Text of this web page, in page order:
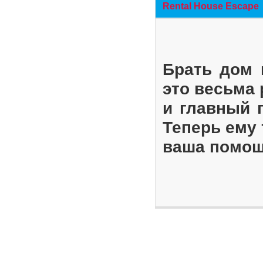
Rental House Escape
Брать дом
это весьма
и главный
Теперь ему
ваша